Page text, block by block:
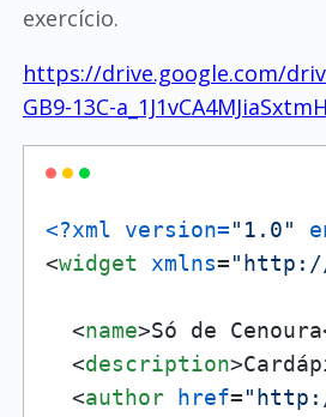
exercício.
https://drive.google.com/
GB9-13C-
<?xml version="1.0"
<widget xmlns="http://
<name>Só de Cenoura
<description>
<author href=